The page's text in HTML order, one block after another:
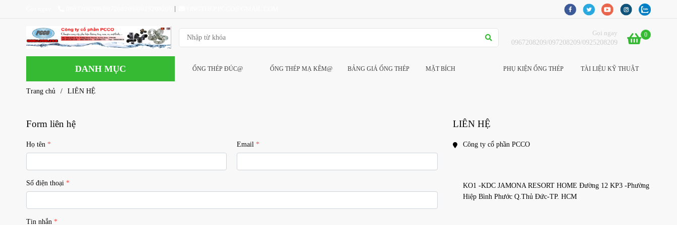
Gọi ngay
0967208209/097208209/0925208209
0
DANH MỤC ỐNG THÉP ĐÚC@ ỐNG THÉP MẠ KẼM@ BẢNG GIÁ ỐNG THÉP MẶT BÍCH PHỤ KIỆN ỐNG THÉP TÀI LIỆU KỸ THUẬT
Trang chủ / LIÊN HỆ
Form liên hệ
Họ tên Email
Số điện thoại
Tin nhắn
LIÊN HỆ
Công ty cổ phần PCCO
KO1 -KDC JAMONA RESORT HOME Đường 12 KP3 -Phường
Hiệp Bình Phước Q.Thủ Đức-TP. HCM